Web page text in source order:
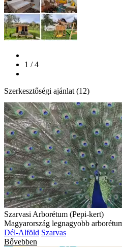
1 / 4
Szerkesztőségi ajánlat (12)
Szarvasi Arborétum (Pepi-kert)
Magyarország legnagyobb
Dél-Alföld Szarvas
Bővebben